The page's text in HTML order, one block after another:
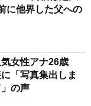
に他界した父への
気女性アナ26歳
「写真集出しま
の声